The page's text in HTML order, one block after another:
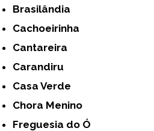
Brasilândia
Cachoeirinha
Cantareira
Carandiru
Casa Verde
Chora Menino
Freguesia do Ó